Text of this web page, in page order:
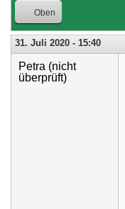
Oben
31. Juli 2020 - 15:40
Petra (nicht
überprüft)